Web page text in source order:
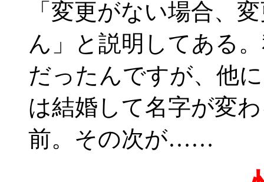
「変更がない場合、
ん」と説明してある
だったんですが、他に
は結婚して名字が変
前。その次が……